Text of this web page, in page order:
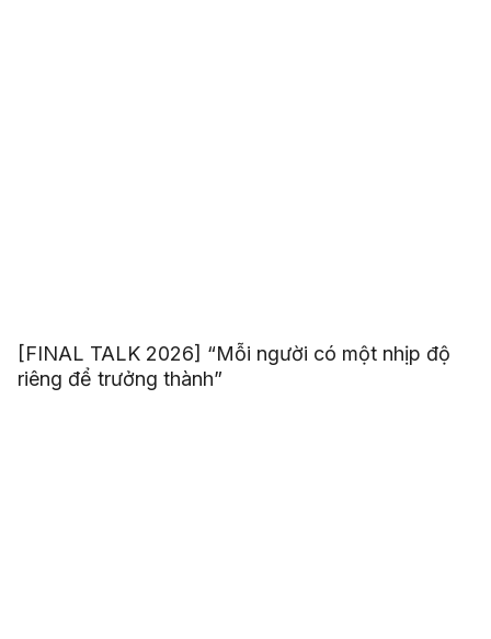
[FINAL TALK 2026] “Mỗi người có một nhịp độ
riêng để trưởng thành”